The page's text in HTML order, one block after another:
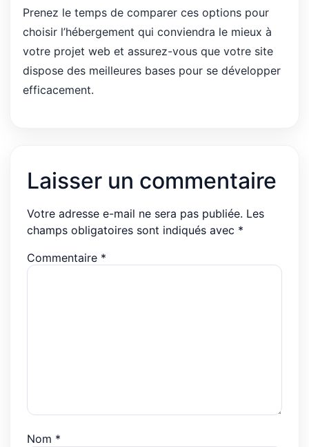
Prenez le temps de comparer ces options pour
choisir l’hébergement qui conviendra le mieux à
votre projet web et assurez-vous que votre site
dispose des meilleures bases pour se développer
efficacement.
Laisser un commentaire
Votre adresse e-mail ne sera pas publiée. Les
champs obligatoires sont indiqués avec *
Commentaire *
Nom *